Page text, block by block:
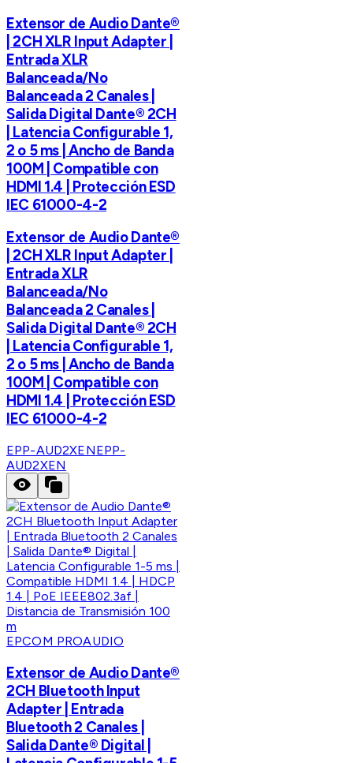
Extensor de Audio Dante®
| 2CH XLR Input Adapter |
Entrada XLR
Balanceada/No
Balanceada 2 Canales |
Salida Digital Dante® 2CH
| Latencia Configurable 1,
2 o 5 ms | Ancho de Banda
100M | Compatible con
HDMI 1.4 | Protección ESD
IEC 61000-4-2
Extensor de Audio Dante®
| 2CH XLR Input Adapter |
Entrada XLR
Balanceada/No
Balanceada 2 Canales |
Salida Digital Dante® 2CH
| Latencia Configurable 1,
2 o 5 ms | Ancho de Banda
100M | Compatible con
HDMI 1.4 | Protección ESD
IEC 61000-4-2
EPP-AUD2XENEPP-
AUD2XEN
EPCOM PROAUDIO
Extensor de Audio Dante®
2CH Bluetooth Input
Adapter | Entrada
Bluetooth 2 Canales |
Salida Dante® Digital |